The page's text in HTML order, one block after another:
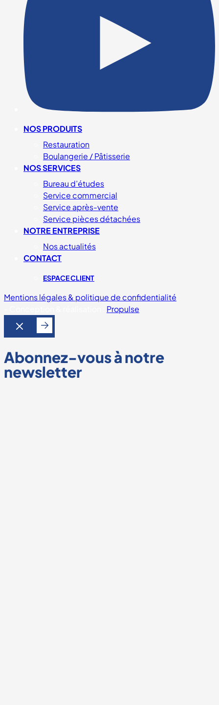
NOS PRODUITS
Restauration
Boulangerie / Pâtisserie
NOS SERVICES
Bureau d’études
Service commercial
Service après-vente
Service pièces détachées
NOTRE ENTREPRISE
Nos actualités
CONTACT
ESPACE CLIENT
Mentions légales & politique de confidentialité
Propulse
Abonnez-vous à notre
newsletter